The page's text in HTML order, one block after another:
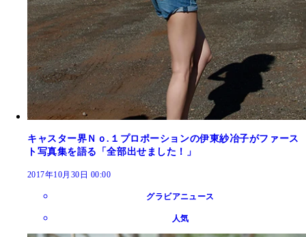
キャスター界Ｎｏ.１プロポーションの伊東紗冶子がファース
ト写真集を語る「全部出せました！」
2017年10月30日 00:00
グラビアニュース
人気